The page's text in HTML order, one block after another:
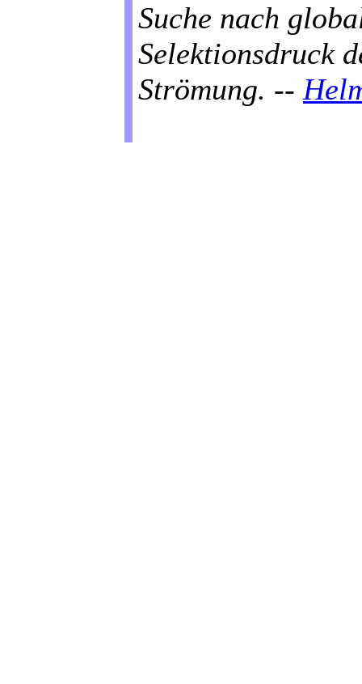
Suche nach
Selektionsdruck
Strömung. --